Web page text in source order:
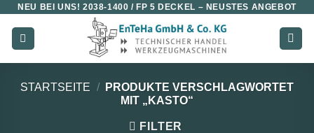
Zum
Inhalt
springen
NEU BEI UNS!2038-1400 / FP 5 DECKEL – NEUSTES ANGEBOT
STARTSEITE /
PRODUKTE VERSCHLAGWORTET
MIT „KASTO“
FILTER